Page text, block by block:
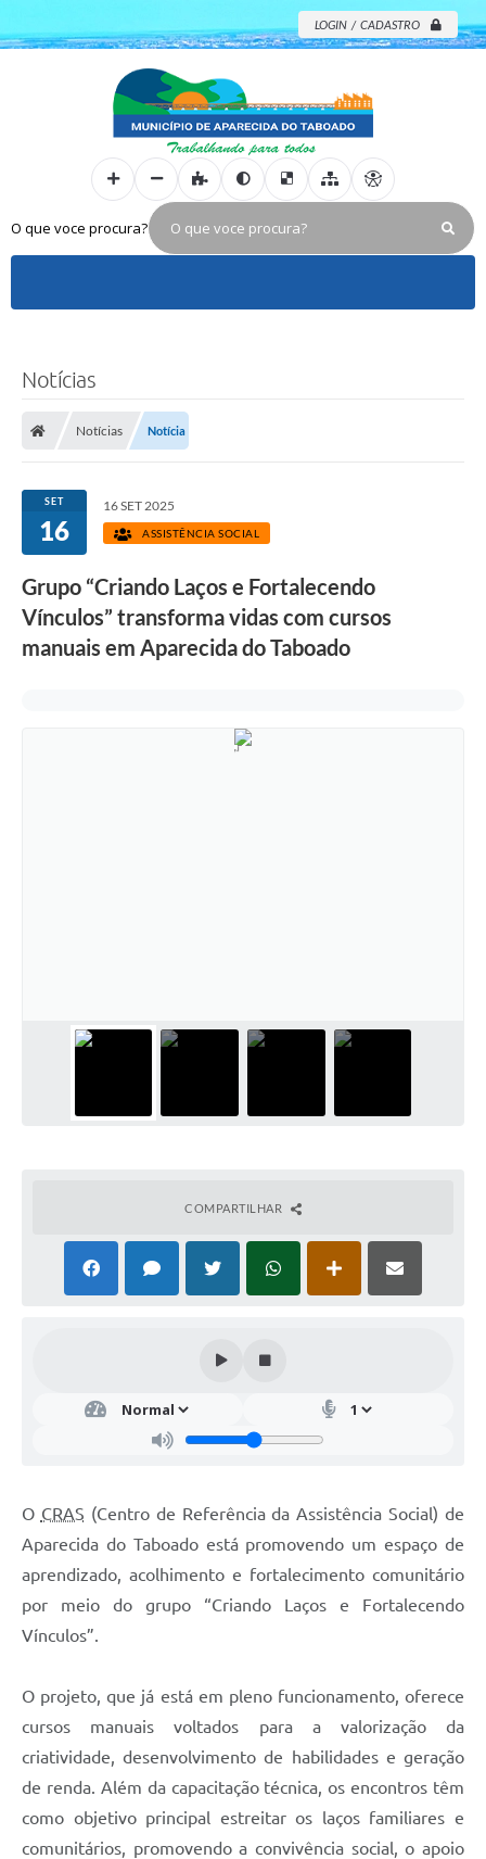
LOGIN / CADASTRO
O que voce procura?
Notícias
Notícias Notícia
SET
16
16 SET 2025
ASSISTÊNCIA SOCIAL
Grupo “Criando Laços e Fortalecendo
Vínculos” transforma vidas com cursos
manuais em Aparecida do Taboado
COMPARTILHAR
O CRAS (Centro de Referência da Assistência Social) de
Aparecida do Taboado está promovendo um espaço de
aprendizado, acolhimento e fortalecimento comunitário
por meio do grupo “Criando Laços e Fortalecendo
Vínculos”.
O projeto, que já está em pleno funcionamento, oferece
cursos manuais voltados para a valorização da
criatividade, desenvolvimento de habilidades e geração
de renda. Além da capacitação técnica, os encontros têm
como objetivo principal estreitar os laços familiares e
comunitários, promovendo a convivência social, o apoio